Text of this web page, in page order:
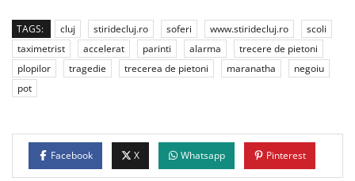
TAGS: cluj stiridecluj.ro soferi www.stiridecluj.ro
scoli
taximetrist
accelerat parinti alarma
trecere de pietoni
plopilor
tragedie trecerea de pietoni maranatha
negoiu
pot
Facebook X Whatsapp Pinterest